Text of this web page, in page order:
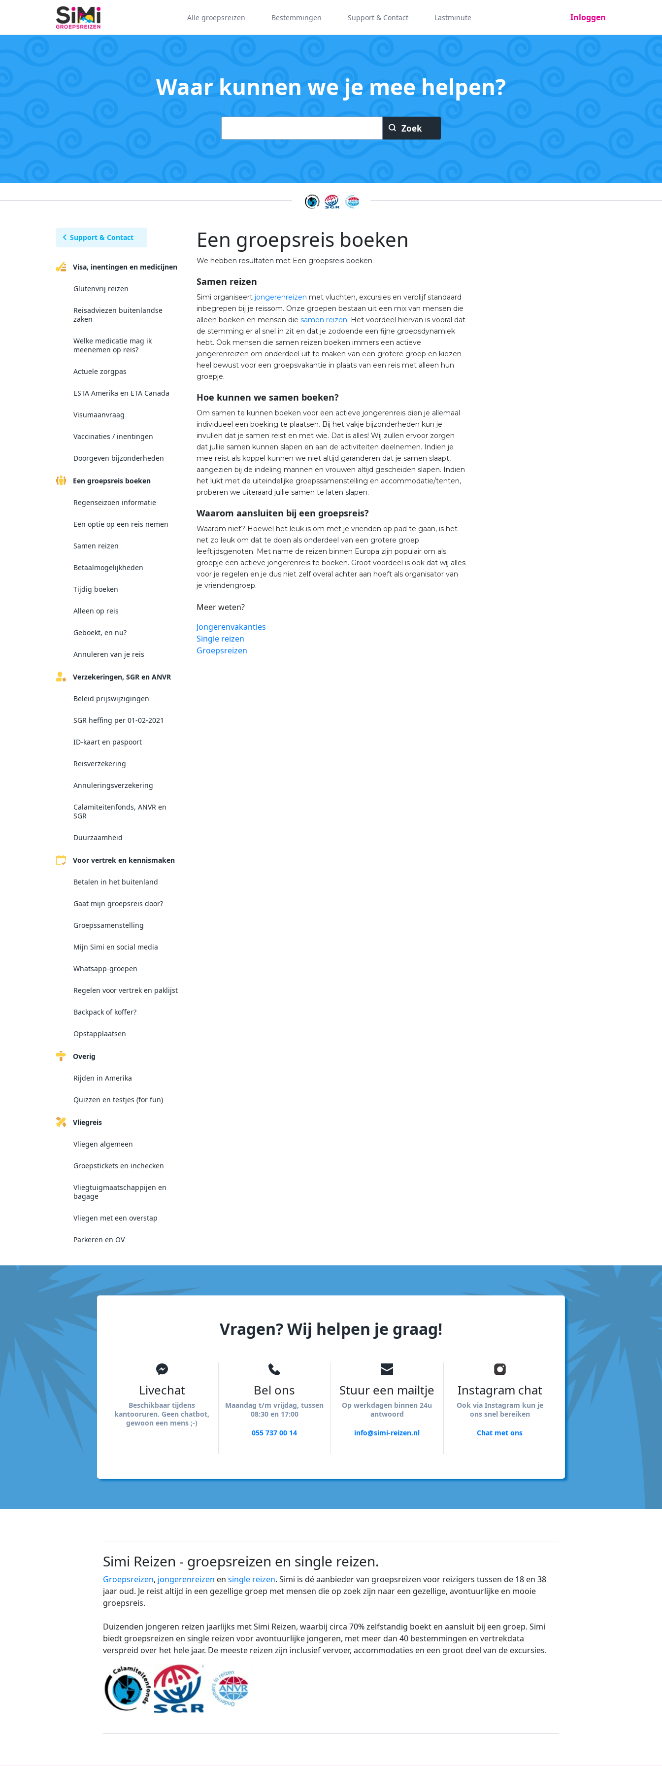
Alle groepsreizen Bestemmingen Support & Contact Lastminute Inloggen
Waar kunnen we je mee helpen?
Support & Contact
Visa, inentingen en medicijnen
Glutenvrij reizen
Reisadviezen buitenlandse
zaken
Welke medicatie mag ik
meenemen op reis?
Actuele zorgpas
ESTA Amerika en ETA Canada
Visumaanvraag
Vaccinaties / inentingen
Doorgeven bijzonderheden
Een groepsreis boeken
Regenseizoen informatie
Een optie op een reis nemen
Samen reizen
Betaalmogelijkheden
Tijdig boeken
Alleen op reis
Geboekt, en nu?
Annuleren van je reis
Verzekeringen, SGR en ANVR
Beleid prijswijzigingen
SGR heffing per 01-02-2021
ID-kaart en paspoort
Reisverzekering
Annuleringsverzekering
Calamiteitenfonds, ANVR en
SGR
Duurzaamheid
Voor vertrek en kennismaken
Betalen in het buitenland
Gaat mijn groepsreis door?
Groepssamenstelling
Mijn Simi en social media
Whatsapp-groepen
Regelen voor vertrek en paklijst
Backpack of koffer?
Opstapplaatsen
Overig
Rijden in Amerika
Quizzen en testjes (for fun)
Vliegreis
Vliegen algemeen
Groepstickets en inchecken
Vliegtuigmaatschappijen en
bagage
Vliegen met een overstap
Parkeren en OV
Een groepsreis boeken
We hebben resultaten met Een groepsreis boeken
Samen reizen
Simi organiseert jongerenreizen met vluchten, excursies en verblijf standaard
inbegrepen bij je reissom. Onze groepen bestaan uit een mix van mensen die
alleen boeken en mensen die samen reizen. Het voordeel hiervan is vooral dat
de stemming er al snel in zit en dat je zodoende een fijne groepsdynamiek
hebt. Ook mensen die samen reizen boeken immers een actieve
jongerenreizen om onderdeel uit te maken van een grotere groep en kiezen
heel bewust voor een groepsvakantie in plaats van een reis met alleen hun
groepje.
Hoe kunnen we samen boeken?
Om samen te kunnen boeken voor een actieve jongerenreis dien je allemaal
individueel een boeking te plaatsen. Bij het vakje bijzonderheden kun je
invullen dat je samen reist en met wie. Dat is alles! Wij zullen ervoor zorgen
dat jullie samen kunnen slapen en aan de activiteiten deelnemen. Indien je
mee reist als koppel kunnen we niet altijd garanderen dat je samen slaapt,
aangezien bij de indeling mannen en vrouwen altijd gescheiden slapen. Indien
het lukt met de uiteindelijke groepssamenstelling en accommodatie/tenten,
proberen we uiteraard jullie samen te laten slapen.
Waarom aansluiten bij een groepsreis?
Waarom niet? Hoewel het leuk is om met je vrienden op pad te gaan, is het
net zo leuk om dat te doen als onderdeel van een grotere groep
leeftijdsgenoten. Met name de reizen binnen Europa zijn populair om als
groepje een actieve jongerenreis te boeken. Groot voordeel is ook dat wij alles
voor je regelen en je dus niet zelf overal achter aan hoeft als organisator van
je vriendengroep.
Meer weten?
Jongerenvakanties
Single reizen
Groepsreizen
Vragen? Wij helpen je graag!
Livechat
Beschikbaar tijdens
kantooruren. Geen chatbot,
gewoon een mens ;-)
Bel ons
Maandag t/m vrijdag, tussen
08:30 en 17:00
055 737 00 14
Stuur een mailtje
Op werkdagen binnen 24u
antwoord
info@simi-reizen.nl
Instagram chat
Ook via Instagram kun je
ons snel bereiken
Chat met ons
Simi Reizen - groepsreizen en single reizen.
Groepsreizen, jongerenreizen en single reizen. Simi is dé aanbieder van groepsreizen voor reizigers tussen de 18 en 38
jaar oud. Je reist altijd in een gezellige groep met mensen die op zoek zijn naar een gezellige, avontuurlijke en mooie
groepsreis.
Duizenden jongeren reizen jaarlijks met Simi Reizen, waarbij circa 70% zelfstandig boekt en aansluit bij een groep. Simi
biedt groepsreizen en single reizen voor avontuurlijke jongeren, met meer dan 40 bestemmingen en vertrekdata
verspreid over het hele jaar. De meeste reizen zijn inclusief vervoer, accommodaties en een groot deel van de excursies.